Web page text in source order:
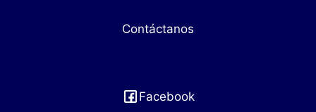
Contáctanos
Facebook